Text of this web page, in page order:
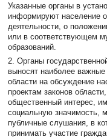
Указанные органы в
информируют население
деятельности, о
или в соответствующем
образований.
2. Органы
выносят наиболее
области на обсуждение
проектам законов
общественный интерес,
социальную значимость,
публичные слушания, в
принимать участие